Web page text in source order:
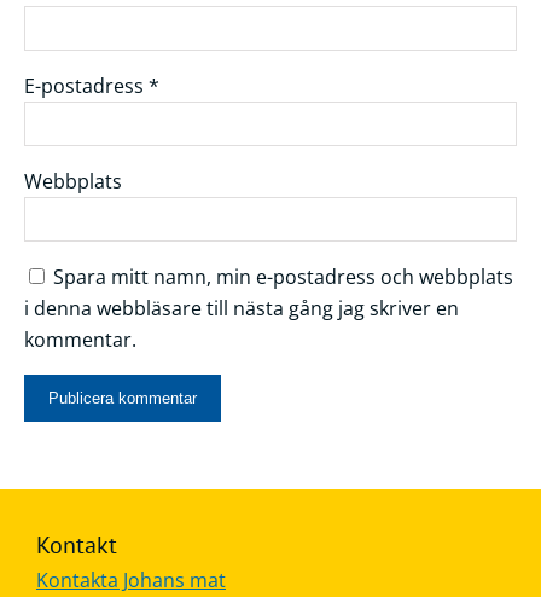
E-postadress *
Webbplats
Spara mitt namn, min e-postadress och webbplats
i denna webbläsare till nästa gång jag skriver en
kommentar.
Kontakt
Kontakta Johans mat